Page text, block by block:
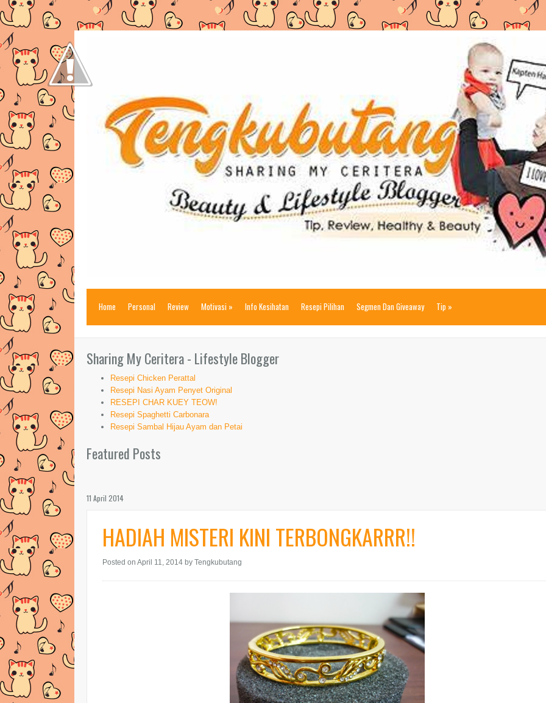
Home Personal Review Motivasi » Info Kesihatan Resepi Pilihan Segmen Dan Giveaway Tip »
Sharing My Ceritera - Lifestyle Blogger
Resepi Chicken Perattal
Resepi Nasi Ayam Penyet Original
RESEPI CHAR KUEY TEOW!
Resepi Spaghetti Carbonara
Resepi Sambal Hijau Ayam dan Petai
Featured Posts
11 April 2014
HADIAH MISTERI KINI TERBONGKARRR!!
Posted on April 11, 2014 by Tengkubutang